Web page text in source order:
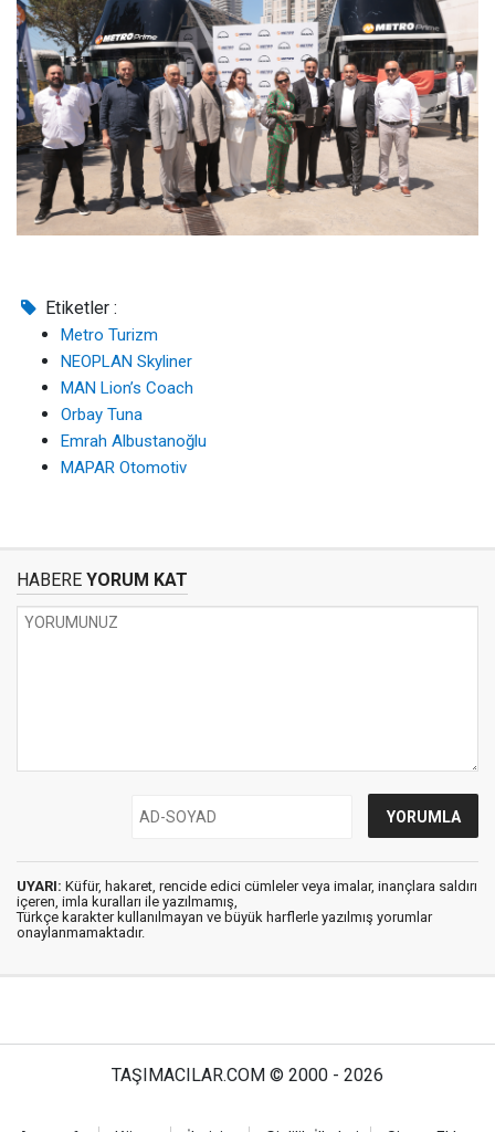
Etiketler :
Metro Turizm
NEOPLAN Skyliner
MAN Lion’s Coach
Orbay Tuna
Emrah Albustanoğlu
MAPAR Otomotiv
HABERE YORUM KAT
UYARI: Küfür, hakaret, rencide edici cümleler veya imalar, inançlara saldırı
içeren, imla kuralları ile yazılmamış,
Türkçe karakter kullanılmayan ve büyük harflerle yazılmış yorumlar
onaylanmamaktadır.
TAŞIMACILAR.COM © 2000 - 2026